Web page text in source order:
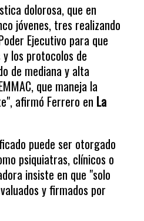
dolorosa, que en
jóvenes, tres realizando
Ejecutivo para que
los protocolos de
de mediana y alta
que maneja la
afirmó Ferrero en La
puede ser otorgado
psiquiatras, clínicos o
insiste en que "solo
y firmados por